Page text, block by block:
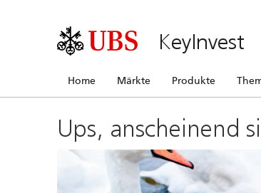
KeyInvest
Home Märkte Produkte
Ups, anscheinend